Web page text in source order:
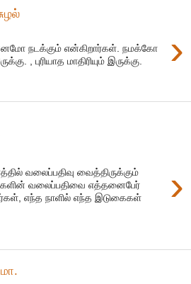
›
நடக்கும் என்கிறார்கள். நமக்கோ
, புரியாத மாதிரியும் இருக்கு.
›
வலைப்பதிவு வைத்திருக்கும்
வலைப்பதிவை எத்தனைபேர்
எந்த நாளில் எந்த இடுகைகள்